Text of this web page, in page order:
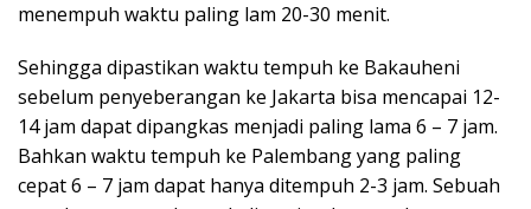
menempuh waktu paling lam 20-30 menit.
Sehingga dipastikan waktu tempuh ke Bakauheni
sebelum penyeberangan ke Jakarta bisa mencapai 12-
14 jam dapat dipangkas menjadi paling lama 6 – 7 jam.
Bahkan waktu tempuh ke Palembang yang paling
cepat 6 – 7 jam dapat hanya ditempuh 2-3 jam. Sebuah